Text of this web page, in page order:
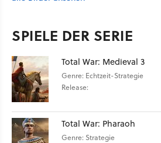
SPIELE DER SERIE
Total War: Medieval 3
Genre: Echtzeit-Strategie
Release:
Total War: Pharaoh
Genre: Strategie